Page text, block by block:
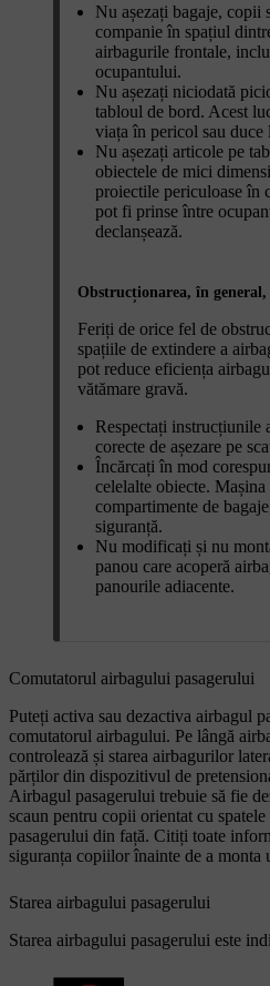
Nu așezați bagaje, copii
companie în spațiul
airbagurile frontale,
ocupantului.
Nu așezați niciodată
tabloul de bord. Acest
viața în pericol sau duce
Nu așezați articole pe
obiectele de mici
proiectile periculoase în
pot fi prinse între
declanșează.
Obstrucționarea, în
Feriți de orice fel de
spațiile de extindere a
pot reduce eficiența
vătămare gravă.
Respectați instrucțiunile
corecte de așezare pe
Încărcați în mod
celelalte obiecte. Mașina
compartimente de
siguranță.
Nu modificați și nu
panou care acoperă
panourile adiacente.
Comutatorul airbagului pasagerului
Puteți activa sau dezactiva airbagul
comutatorul airbagului. Pe lângă
controlează și starea airbagurilor
părților din dispozitivul de
Airbagul pasagerului trebuie să fie
scaun pentru copii orientat cu
pasagerului din față. Citiți toate
siguranța copiilor înainte de a monta
Starea airbagului pasagerului
Starea airbagului pasagerului este